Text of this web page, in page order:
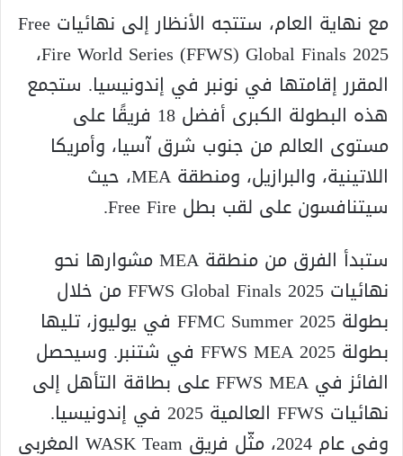
مع نهاية العام، ستتجه الأنظار إلى نهائيات Free
Fire World Series (FFWS) Global Finals 2025،
المقرر إقامتها في نونبر في إندونيسيا. ستجمع
هذه البطولة الكبرى أفضل 18 فريقًا على
مستوى العالم من جنوب شرق آسيا، وأمريكا
اللاتينية، والبرازيل، ومنطقة MEA، حيث
سيتنافسون على لقب بطل Free Fire.
ستبدأ الفرق من منطقة MEA مشوارها نحو
نهائيات FFWS Global Finals 2025 من خلال
بطولة FFMC Summer 2025 في يوليوز، تليها
بطولة FFWS MEA 2025 في شتنبر. وسيحصل
الفائز في FFWS MEA على بطاقة التأهل إلى
نهائيات FFWS العالمية 2025 في إندونيسيا.
وفي عام 2024، مثّل فريق WASK Team المغربي